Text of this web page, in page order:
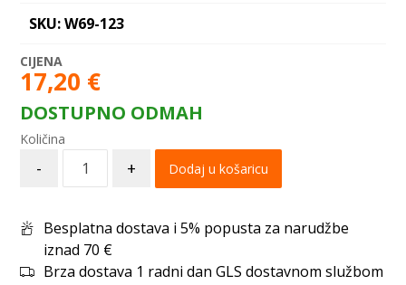
SKU: W69-123
17,20 €
DOSTUPNO ODMAH
- + Dodaj u košaricu
Besplatna dostava i 5% popusta za narudžbe
iznad 70 €
Brza dostava 1 radni dan GLS dostavnom službom